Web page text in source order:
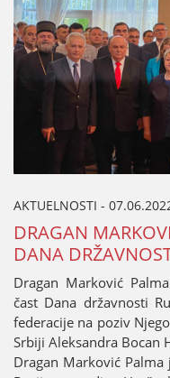
AKTUELNOSTI -
DRAGAN
DANA
Dragan Marković
čast Dana državnosti
federaciјe na poziv
Srbiјi Aleksandra Bocan
Dragan Marković Palma